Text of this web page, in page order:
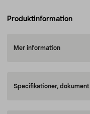
Produktinformation
Mer information
Specifikationer,